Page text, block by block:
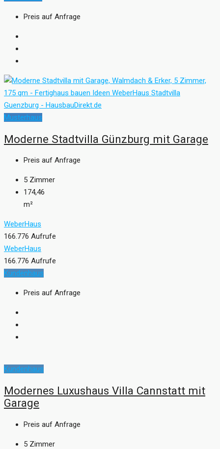
Preis auf Anfrage
Musterhaus
Moderne Stadtvilla Günzburg mit Garage
Preis auf Anfrage
5 Zimmer
174,46
m²
WeberHaus
166.776 Aufrufe
WeberHaus
166.776 Aufrufe
Kundenhaus
Preis auf Anfrage
Kundenhaus
Modernes Luxushaus Villa Cannstatt mit
Garage
Preis auf Anfrage
5 Zimmer